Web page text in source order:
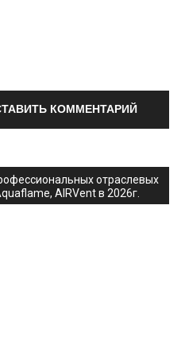
КОММЕНТАРИЙ
отраслевых
AIRVent в 2026г.